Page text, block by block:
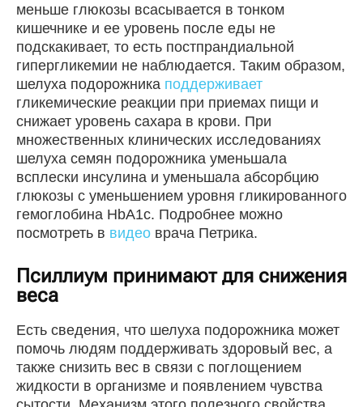
меньше глюкозы всасывается в тонком
кишечнике и ее уровень после еды не
подскакивает, то есть постпрандиальной
гипергликемии не наблюдается. Таким образом,
шелуха подорожника поддерживает
гликемические реакции при приемах пищи и
снижает уровень сахара в крови. При
множественных клинических исследованиях
шелуха семян подорожника уменьшала
всплески инсулина и уменьшала абсорбцию
глюкозы с уменьшением уровня гликированного
гемоглобина HbA1c. Подробнее можно
посмотреть в видео врача Петрика.
Псиллиум принимают для снижения
веса
Есть сведения, что шелуха подорожника может
помочь людям поддерживать здоровый вес, а
также снизить вес в связи с поглощением
жидкости в организме и появлением чувства